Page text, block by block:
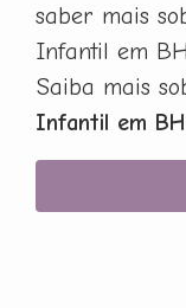
saber mais
Infantil em BH
Saiba mais
Infantil em BH